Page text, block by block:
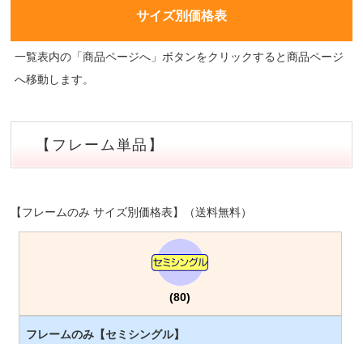
サイズ別価格表
一覧表内の「商品ページへ」ボタンをクリックすると商品ページ
へ移動します。
【フレーム単品】
【フレームのみ サイズ別価格表】（送料無料）
(80)